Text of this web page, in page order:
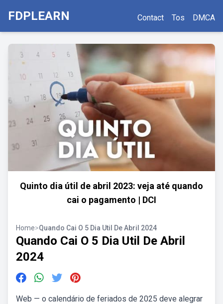
FDPLEARN Contact Tos DMCA
Quinto dia útil de abril 2023: veja até quando
cai o pagamento | DCI
Home>Quando Cai O 5 Dia Util De Abril 2024
Quando Cai O 5 Dia Util De Abril
2024
Web — o calendário de feriados de 2025 deve alegrar